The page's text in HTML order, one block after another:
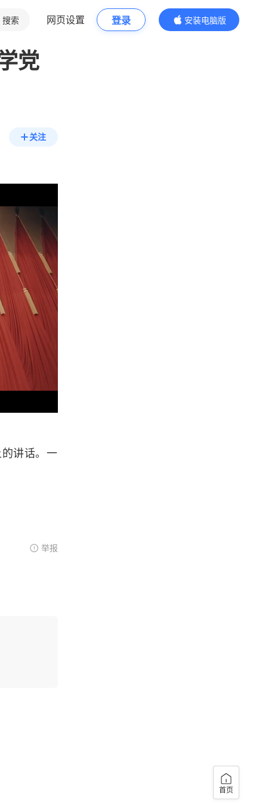
搜索 网页设置 登录
安装电脑版
内容更精彩
党
关注
讲话。一
举报
首页